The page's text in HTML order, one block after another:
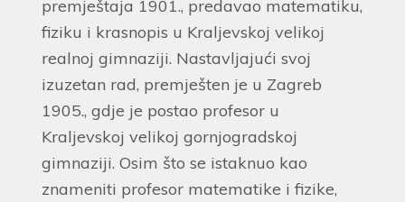
premještaja 1901., predavao matematiku,
fiziku i krasnopis u Kraljevskoj velikoj
realnoj gimnaziji. Nastavljajući svoj
izuzetan rad, premješten je u Zagreb
1905., gdje je postao profesor u
Kraljevskoj velikoj gornjogradskoj
gimnaziji. Osim što se istaknuo kao
znameniti profesor matematike i fizike,